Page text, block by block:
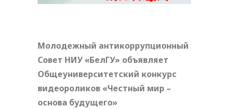
Молодежный антикоррупционный
Совет НИУ «БелГУ» объявляет
Общеуниверситетский конкурс
видеороликов «Честный мир –
основа будущего»